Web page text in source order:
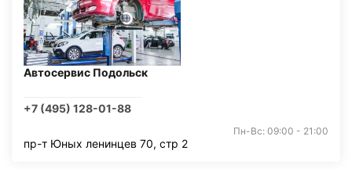
Автосервис Подольск
+7 (495) 128-01-88
Пн-Вс: 09:00 - 21:00
пр-т Юных ленинцев 70, стр 2